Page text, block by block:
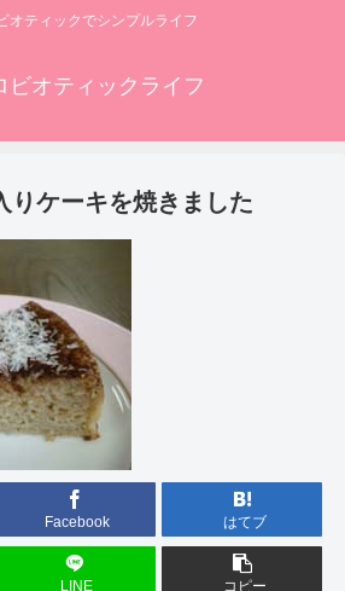
オティックでシンプルライフ
ビオティックライフ
りケーキを焼きました
Facebook はてブ
LINE コピー